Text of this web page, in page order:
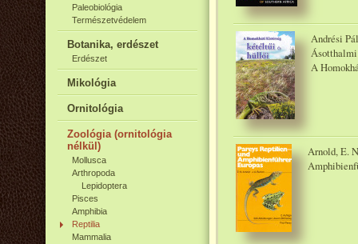
Paleobiológia
Természetvédelem
Botanika, erdészet
Erdészet
Mikológia
Ornitológia
Zoológia (ornitológia
nélkül)
Mollusca
Arthropoda
Lepidoptera
Pisces
Amphibia
Reptilia
Mammalia
Andrési
A
Arnold, E.